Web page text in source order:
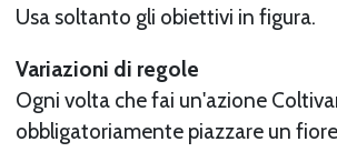
Usa soltanto gli obiettivi in figura.
Variazioni di regole
Ogni volta che fai un'azione
obbligatoriamente piazzare un